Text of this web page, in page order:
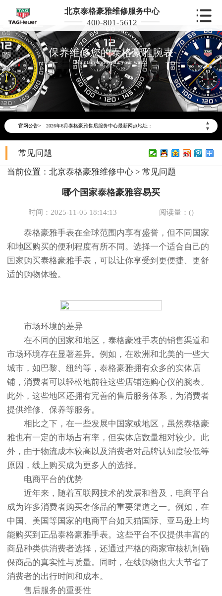
北京泰格豪雅维修服务中心
400-801-5612
保养维修您的泰格豪雅腕表
Maintain and repair your watch
官网公告>
▲
▼
2026年6月泰格豪雅北京市售后服务网络优化升级公告
2026年6月北京市泰格豪雅官方售后客户服务热线：400-801-5612
2026年6月泰格豪雅售后服务中心最新网点地址：
北京市东城区东长安街1号东方广场写字楼W3座6层602室（需提前预约）
北京市朝阳区建国门外大街甲6号华熙国际中心写字楼D座11层1102室（需提前预约）
节假日正常营业！
常见问题
当前位置： 北京泰格豪雅维修中心 > 常见问题
哪个国家泰格豪雅容易买
时间：2025-11-05 18:14:13 阅读量：()
泰格豪雅手表在全球范围内享有盛誉，但不同国家
和地区购买的便利程度有所不同。选择一个适合自己的
国家购买泰格豪雅手表，可以让你享受到更便捷、更舒
适的购物体验。
市场环境的差异
在不同的国家和地区，泰格豪雅手表的销售渠道和
市场环境存在显著差异。例如，在欧洲和北美的一些大
城市，如巴黎、纽约等，泰格豪雅拥有众多的实体店
铺，消费者可以轻松地前往这些店铺选购心仪的腕表。
此外，这些地区还拥有完善的售后服务体系，为消费者
提供维修、保养等服务。
相比之下，在一些发展中国家或地区，虽然泰格豪
雅也有一定的市场占有率，但实体店数量相对较少。此
外，由于物流成本较高以及消费者对品牌认知度较低等
原因，线上购买成为更多人的选择。
电商平台的优势
近年来，随着互联网技术的发展和普及，电商平台
成为许多消费者购买奢侈品的重要渠道之一。例如，在
中国、美国等国家的电商平台如天猫国际、亚马逊上均
能购买到正品泰格豪雅手表。这些平台不仅提供丰富的
商品种类供消费者选择，还通过严格的商家审核机制确
保商品的真实性与质量。同时，在线购物也大大节省了
消费者的出行时间和成本。
售后服务的重要性